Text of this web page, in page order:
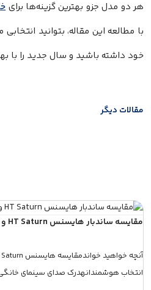
هر دو مدل جزو بهترین گزینه‌ها برای
با مطالعه این مقاله، بتوانید
خود داشته باشید و سال جدید را با
مقالات دیگر
مقایسه ساندبار هایسنس HT Saturn و JBL Bar 5.1
انتخاب هوشمندانهدرک صدای سینمای